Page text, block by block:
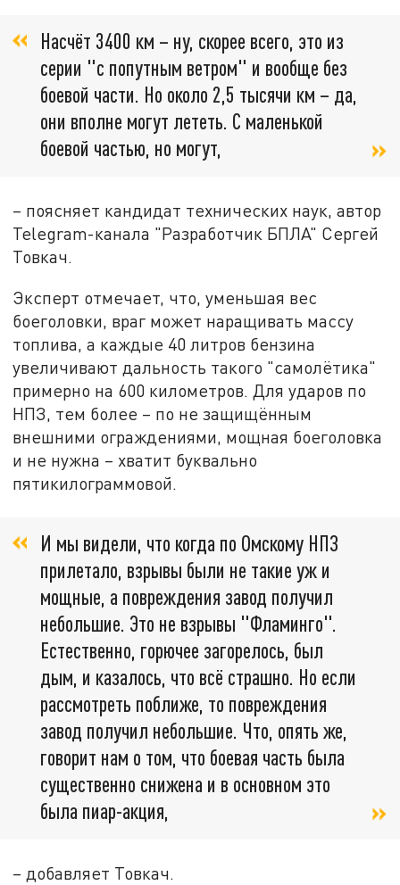
Насчёт 3400 км – ну, скорее всего, это из
серии "с попутным ветром" и вообще без
боевой части. Но около 2,5 тысячи км – да,
они вполне могут лететь. С маленькой
боевой частью, но могут,
– поясняет кандидат технических наук, автор
Telegram-канала "Разработчик БПЛА" Сергей
Товкач.
Эксперт отмечает, что, уменьшая вес
боеголовки, враг может наращивать массу
топлива, а каждые 40 литров бензина
увеличивают дальность такого "самолётика"
примерно на 600 километров. Для ударов по
НПЗ, тем более – по не защищённым
внешними ограждениями, мощная боеголовка
и не нужна – хватит буквально
пятикилограммовой.
И мы видели, что когда по Омскому НПЗ
прилетало, взрывы были не такие уж и
мощные, а повреждения завод получил
небольшие. Это не взрывы "Фламинго".
Естественно, горючее загорелось, был
дым, и казалось, что всё страшно. Но если
рассмотреть поближе, то повреждения
завод получил небольшие. Что, опять же,
говорит нам о том, что боевая часть была
существенно снижена и в основном это
была пиар-акция,
– добавляет Товкач.